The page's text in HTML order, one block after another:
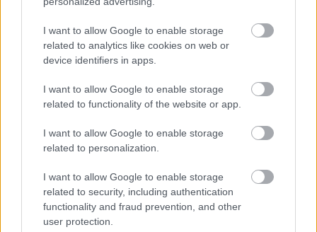
I want to allow Google to enable storage
related to analytics like cookies on web or
device identifiers in apps.
I want to allow Google to enable storage
related to functionality of the website or app.
I want to allow Google to enable storage
related to personalization.
I want to allow Google to enable storage
related to security, including authentication
functionality and fraud prevention, and other
user protection.
«Πέθανε ο πατέρας του Μέσι»: Αναμένεται η